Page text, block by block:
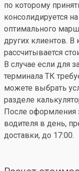
по которому
консолидируется
оптимального
других клиентов. В
рассчитывается
В случае если для
терминала ТК
можете выбрать
разделе
После оформления
водителя в день,
доставки, до 17:00.